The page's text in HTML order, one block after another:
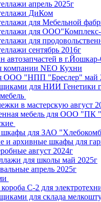
апрель 2025г
ДиКом
для Мебельной
для
для
сентябрь 2016г
автозапчастей в
компании NEO Кухни
ООО "НПП "Бреслер" май
для НИИ Генетики
в мастерскую август
мебель для ООО "ПК
шкафы для ЗАО
и архивные шкафы для
август 2024г
для школы май 2025г
апрель 2025г
С-2 для
для склада